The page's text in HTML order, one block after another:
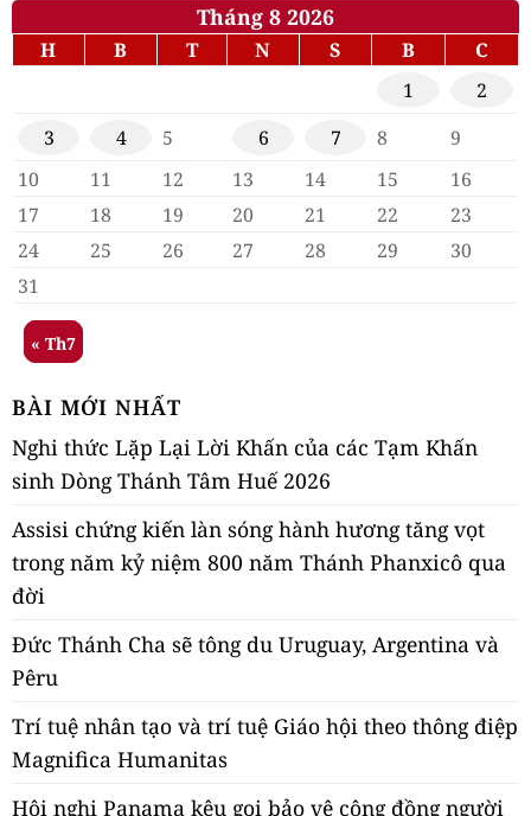
Tháng 8 2026
H B T N S B
C
1
2
3
4 5 6 7 8
9
10
11 12 13 14 15
16
17
18 19 20 21 22
23
24
25 26 27 28 29
30
31
« Th7
BÀI MỚI NHẤT
Nghi thức Lặp Lại Lời Khấn của các Tạm Khấn
sinh Dòng Thánh Tâm Huế 2026
Assisi chứng kiến làn sóng hành hương tăng vọt
trong năm kỷ niệm 800 năm Thánh Phanxicô qua
đời
Đức Thánh Cha sẽ tông du Uruguay, Argentina và
Pêru
Trí tuệ nhân tạo và trí tuệ Giáo hội theo thông điệp
Magnifica Humanitas
Hội nghị Panama kêu gọi bảo vệ cộng đồng người